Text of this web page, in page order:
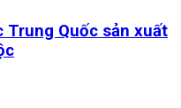
Trung Quốc sản xuất